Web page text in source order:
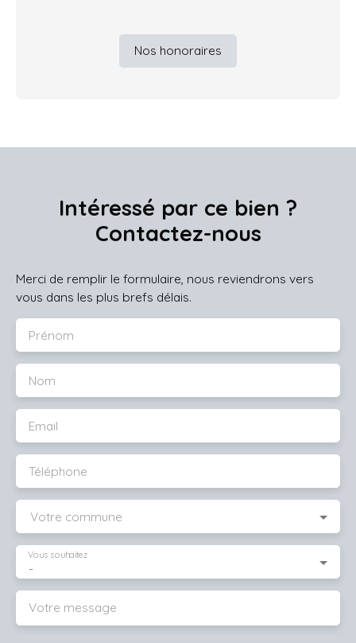
Nos honoraires
Intéressé par ce bien ?
Contactez-nous
Merci de remplir le formulaire, nous reviendrons vers
vous dans les plus brefs délais.
Prénom
Nom
Email
Téléphone
Votre commune
-
Vous souhaitez
Votre message